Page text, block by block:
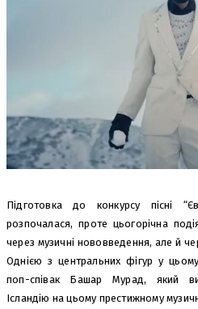
Підготовка до конкурсу пісні
розпочалася, проте цьогорічна
через музичні нововведення, але й
Однією з центральних фігур у
поп-співак Башар Мурад, який
Ісландію на цьому престижному